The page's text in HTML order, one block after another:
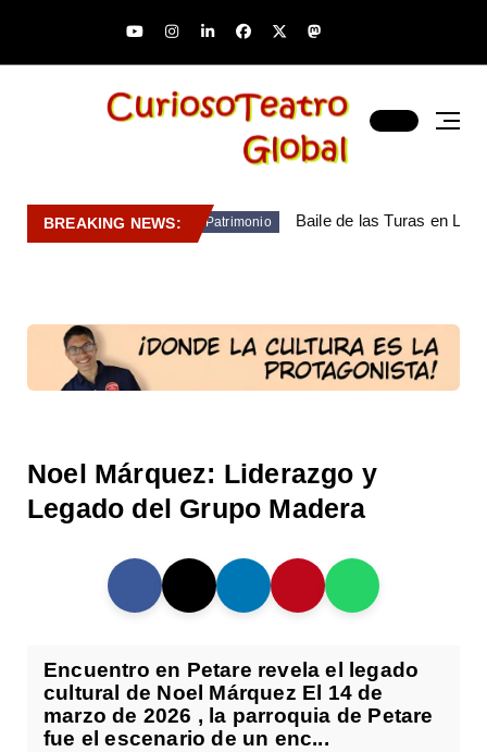
BREAKING NEWS: Patrimonio Baile de las Turas en
Noel Márquez: Liderazgo y
Legado del Grupo Madera
Encuentro en Petare revela el legado
cultural de Noel Márquez El 14 de
marzo de 2026 , la parroquia de Petare
fue el escenario de un enc...